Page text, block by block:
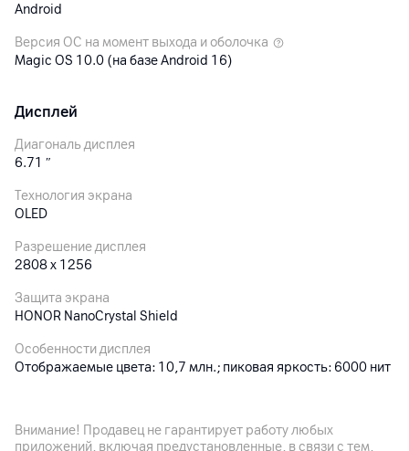
Android
Версия ОС на момент выхода и оболочка
Magic OS 10.0 (на базе Android 16)
Дисплей
Диагональ дисплея
6.71 ″
Технология экрана
OLED
Разрешение дисплея
2808 х 1256
Защита экрана
HONOR NanoCrystal Shield
Особенности дисплея
Отображаемые цвета: 10,7 млн.; пиковая яркость: 6000 нит
Внимание! Продавец не гарантирует работу любых
приложений, включая предустановленные, в связи с тем,